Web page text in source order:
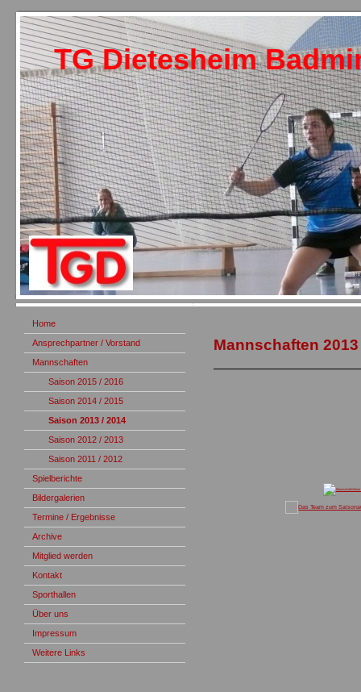
TG Dietesheim
Home
Ansprechpartner / Vorstand
Mannschaften
Saison 2015 / 2016
Saison 2014 / 2015
Saison 2013 / 2014
Saison 2012 / 2013
Saison 2011 / 2012
Spielberichte
Bildergalerien
Termine / Ergebnisse
Archive
Mitglied werden
Kontakt
Sporthallen
Über uns
Impressum
Weitere Links
Mannschaften 2013